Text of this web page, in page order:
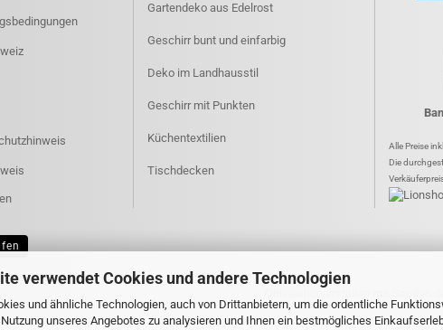
verwendet Cookies und andere Technologien
und ähnliche Technologien, auch von Drittanbietern, um die ordentliche
unseres Angebotes zu analysieren und Ihnen ein bestmögliches
Gartendeko aus Edelrost
Geschirr bunt und einfarbig
Deko im Landhausstil
Geschirr mit Punkten
Küchentextilien
Tischdecken
Alle Preise
Die